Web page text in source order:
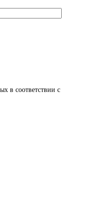
в соответствии с